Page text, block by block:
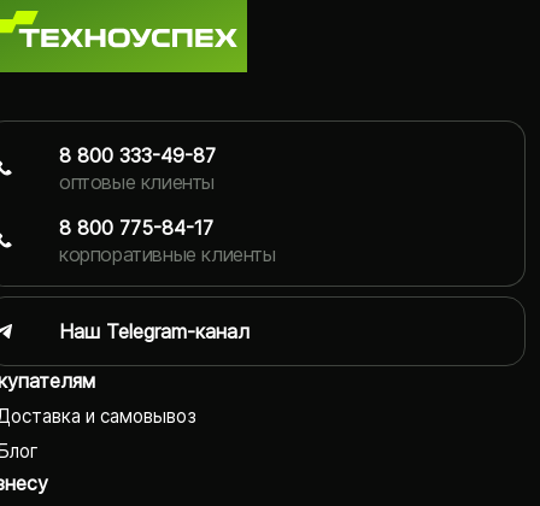
и самовывоз
8 800 333-49-87
оптовые клиенты
8 800 775-84-17
корпоративные клиенты
Наш Telegram-канал